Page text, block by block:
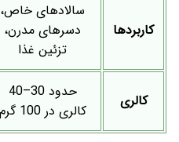
کاربردها
سالادهای خاص،
دسرهای مدرن،
تزئین غذا
کالری
حدود 30–40
کالری در 100 گرم